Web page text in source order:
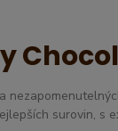
surovin, s